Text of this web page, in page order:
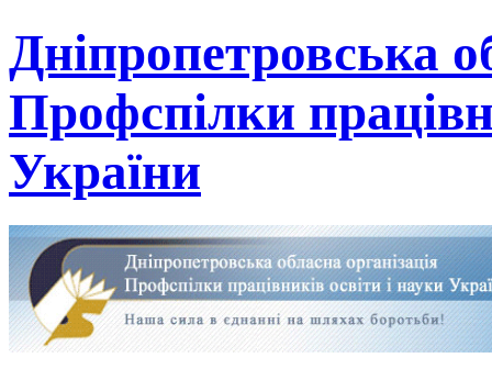
Дніпропетровська
Профспілки
України